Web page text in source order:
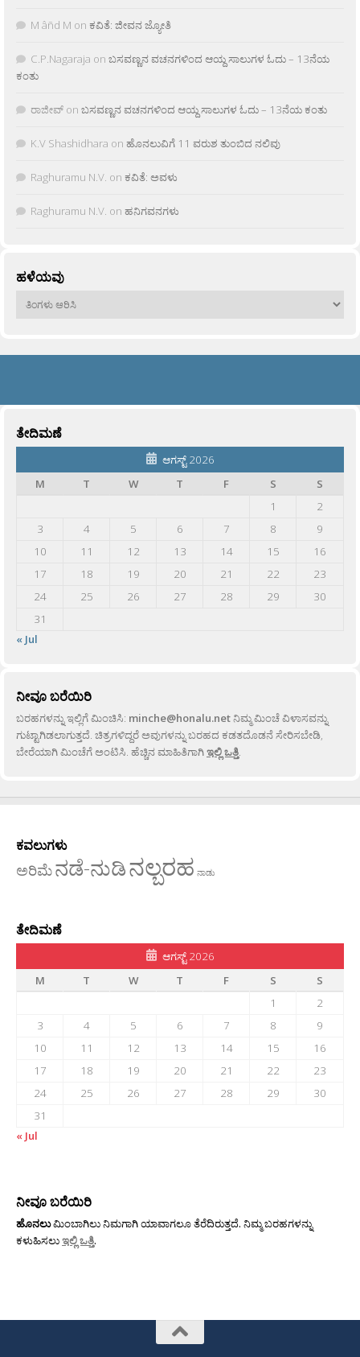
M âñd M on ಕವಿತೆ: ಜೀವನ ಜ್ಯೋತಿ
C.P.Nagaraja on ಬಸವಣ್ಣನ ವಚನಗಳಿಂದ ಆಯ್ದ ಸಾಲುಗಳ ಓದು – 13ನೆಯ
ಕಂತು
ರಾಜೀವ್ on ಬಸವಣ್ಣನ ವಚನಗಳಿಂದ ಆಯ್ದ ಸಾಲುಗಳ ಓದು – 13ನೆಯ ಕಂತು
K.V Shashidhara on ಹೊನಲುವಿಗೆ 11 ವರುಶ ತುಂಬಿದ ನಲಿವು
Raghuramu N.V. on ಕವಿತೆ: ಅವಳು
Raghuramu N.V. on ಹನಿಗವನಗಳು
ಹಳೆಯವು
ಹಳೆಯವು
ತೇದಿಮಣೆ
ಆಗಸ್ಟ್ 2026
M
T W T F S
S
1
2
3
4 5 6 7 8
9
10
11 12 13 14 15
16
17
18 19 20 21 22
23
24
25 26 27 28 29
30
31
« Jul
ನೀವೂ ಬರೆಯಿರಿ
ಬರಹಗಳನ್ನು ಇಲ್ಲಿಗೆ ಮಿಂಚಿಸಿ: minche@honalu.netನಿಮ್ಮ ಮಿಂಚೆ ವಿಳಾಸವನ್ನು
ಗುಟ್ಟಾಗಿಡಲಾಗುತ್ತದೆ. ಚಿತ್ರಗಳಿದ್ದರೆ ಅವುಗಳನ್ನು ಬರಹದ ಕಡತದೊಡನೆ ಸೇರಿಸಬೇಡಿ,
ಬೇರೆಯಾಗಿ ಮಿಂಚೆಗೆ ಅಂಟಿಸಿ. ಹೆಚ್ಚಿನ ಮಾಹಿತಿಗಾಗಿಇಲ್ಲಿ ಒತ್ತಿ.
ಕವಲುಗಳು
ಅರಿಮೆನಡೆ-ನುಡಿನಲ್ಬರಹ ನಾಡು
ತೇದಿಮಣೆ
ಆಗಸ್ಟ್ 2026
M
T W T F S
S
1
2
3
4 5 6 7 8
9
10
11 12 13 14 15
16
17
18 19 20 21 22
23
24
25 26 27 28 29
30
31
« Jul
ನೀವೂ ಬರೆಯಿರಿ
ಹೊನಲುಮಿಂಬಾಗಿಲು ನಿಮಗಾಗಿ ಯಾವಾಗಲೂ ತೆರೆದಿರುತ್ತದೆ. ನಿಮ್ಮ ಬರಹಗಳನ್ನು
ಕಳುಹಿಸಲುಇಲ್ಲಿ ಒತ್ತಿ.